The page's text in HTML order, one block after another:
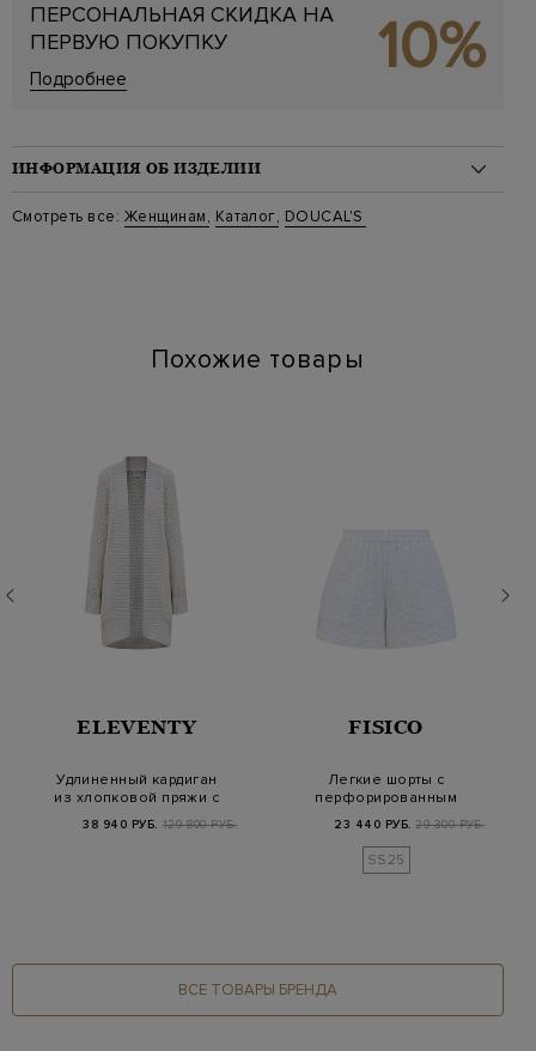
ПЕРСОНАЛЬНАЯ СКИДКА НА
ПЕРВУЮ ПОКУПКУ
Подробнее 10%
ИНФОРМАЦИЯ ОБ ИЗДЕЛИИ
Материал: текстиль 80%, замша 20%
На модели: Размер 36
Смотреть все: Женщинам, Каталог, DOUCAL'S
Похожие товары
ELEVENTY
Удлиненный кардиган
из хлопковой пряжи с
38 940 РУБ. 129 800 РУБ.
FISICO
Легкие шорты с
перфорированным
поя…
23 440 РУБ. 29 300 РУБ.
SS25
ВСЕ ТОВАРЫ БРЕНДА